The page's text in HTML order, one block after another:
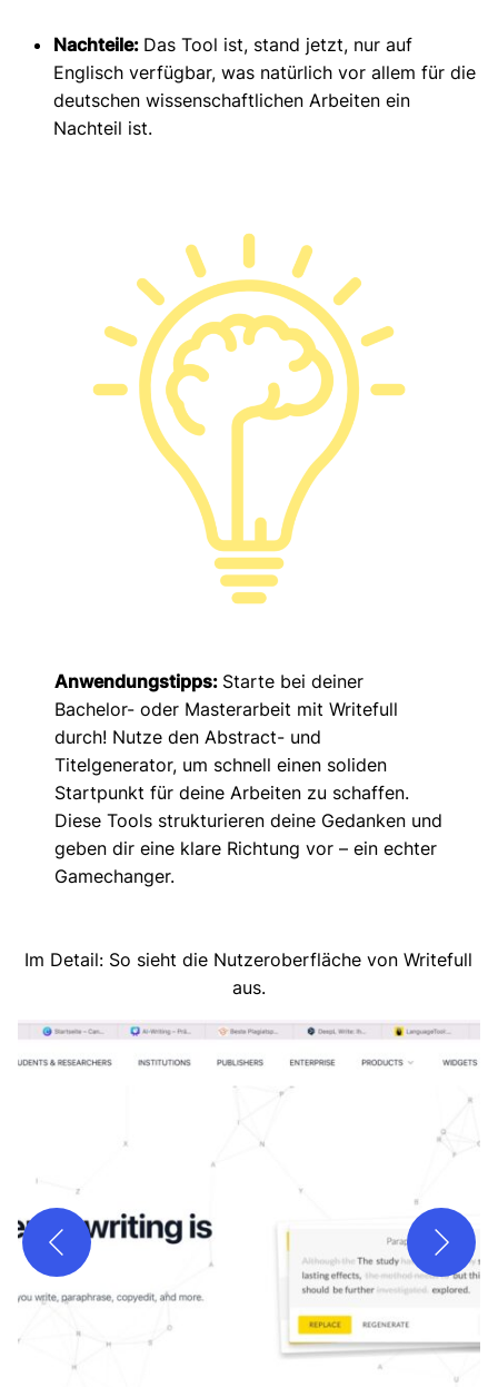
Nachteile: Das Tool ist, stand jetzt, nur auf
Englisch verfügbar, was natürlich vor allem für die
deutschen wissenschaftlichen Arbeiten ein
Nachteil ist.
Anwendungstipps: Starte bei deiner
Bachelor- oder Masterarbeit mit Writefull
durch! Nutze den Abstract- und
Titelgenerator, um schnell einen soliden
Startpunkt für deine Arbeiten zu schaffen.
Diese Tools strukturieren deine Gedanken und
geben dir eine klare Richtung vor – ein echter
Gamechanger.
Im Detail: So sieht die Nutzeroberfläche von Writefull
aus.